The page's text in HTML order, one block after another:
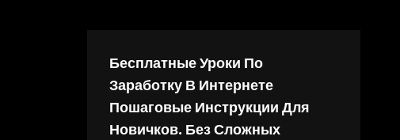
Бесплатные Уроки По
Заработку В Интернете
Пошаговые Инструкции Для
Новичков. Без Сложных